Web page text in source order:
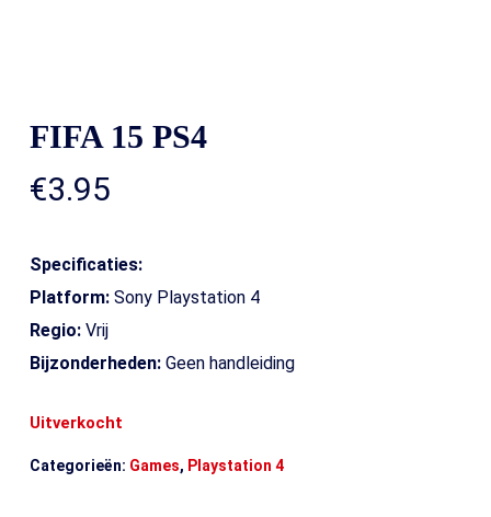
FIFA 15 PS4
€3.95
Specificaties:
Platform:Sony Playstation 4
Regio:Vrij
Bijzonderheden:Geen handleiding
Uitverkocht
Categorieën: Games, Playstation 4